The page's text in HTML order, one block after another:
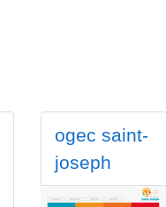
ogec saint-
joseph